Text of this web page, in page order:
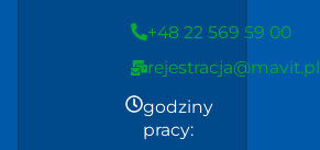
+48 22 569 59 00
rejestracja@mavit.pl
godziny
pracy: